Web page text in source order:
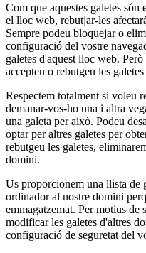
Com que aquestes galetes són
el lloc web, rebutjar-les
Sempre podeu bloquejar o
configuració del vostre
galetes d'aquest lloc web.
accepteu o rebutgeu les
Respectem totalment si voleu
demanar-vos-ho una i altra
una galeta per això. Podeu
optar per altres galetes per
rebutgeu les galetes,
domini.
Us proporcionem una llista de
ordinador al nostre domini
emmagatzemat. Per motius de
modificar les galetes d'altres
configuració de seguretat del